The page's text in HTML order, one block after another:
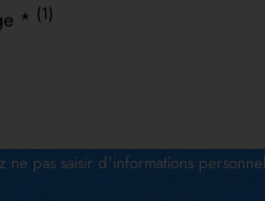
* (1)
ne pas saisir d'informations